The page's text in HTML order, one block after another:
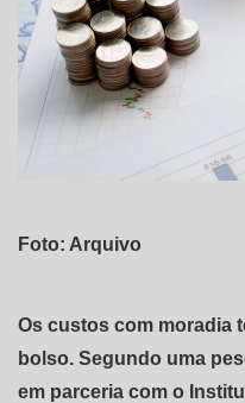
Foto: Arquivo
Os custos com moradia
bolso. Segundo uma
em parceria com o